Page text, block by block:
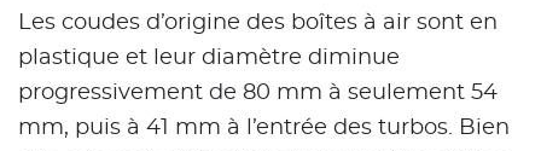
Les coudes d’origine des boîtes à air sont en
plastique et leur diamètre diminue
progressivement de 80 mm à seulement 54
mm, puis à 41 mm à l’entrée des turbos. Bien